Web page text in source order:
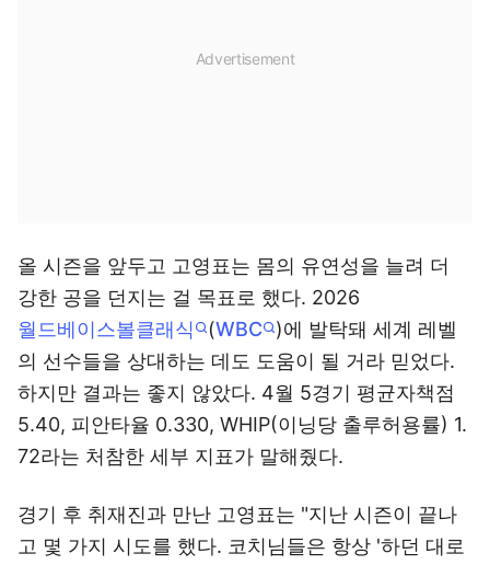
올 시즌을 앞두고 고영표는 몸의 유연성을 늘려 더
강한 공을 던지는 걸 목표로 했다. 2026
월드베이스볼클래식
(WBC
)에 발탁돼 세계 레벨
의 선수들을 상대하는 데도 도움이 될 거라 믿었다.
하지만 결과는 좋지 않았다. 4월 5경기 평균자책점
5.40, 피안타율 0.330, WHIP(이닝당 출루허용률) 1.
72라는 처참한 세부 지표가 말해줬다.
경기 후 취재진과 만난 고영표는 "지난 시즌이 끝나
고 몇 가지 시도를 했다. 코치님들은 항상 '하던 대로